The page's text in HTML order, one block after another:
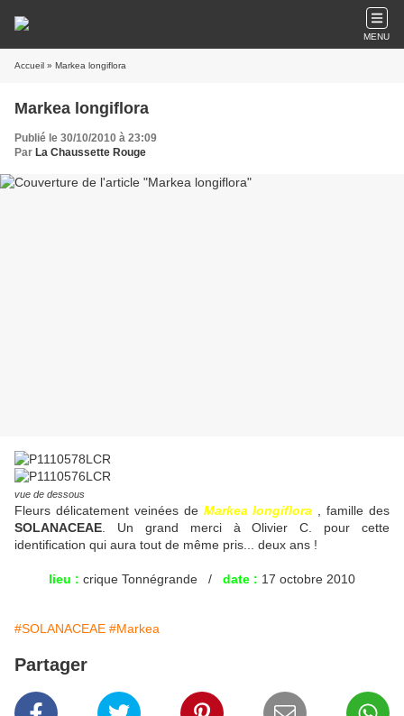
MENU
Accueil » Markea longiflora
Markea longiflora
Publié le 30/10/2010 à 23:09
Par La Chaussette Rouge
vue de dessous
Fleurs délicatement veinées de Markea longiflora , famille des
SOLANACEAE . Un grand merci à Olivier C. pour cette
identification qui aura tout de même pris... deux ans !
lieu : crique Tonnégrande / date : 17 octobre 2010
#SOLANACEAE #Markea
Partager